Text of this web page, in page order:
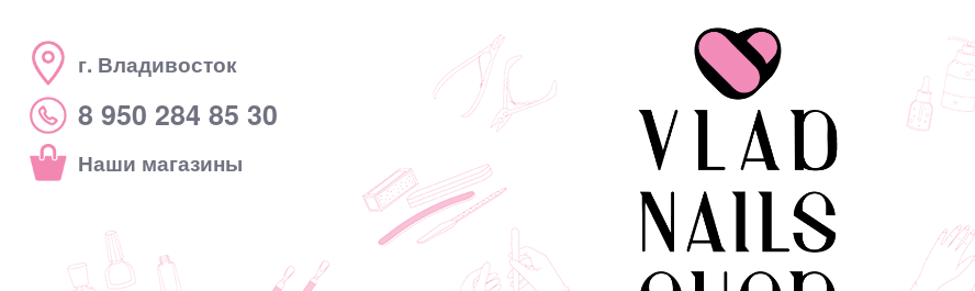
г. Владивосток
8 950 284 85 30
Наши магазины